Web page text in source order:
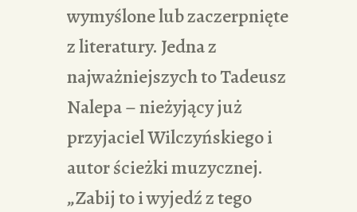
wymyślone lub zaczerpnięte
z literatury. Jedna z
najważniejszych to Tadeusz
Nalepa – nieżyjący już
przyjaciel Wilczyńskiego i
autor ścieżki muzycznej.
„Zabij to i wyjedź z tego